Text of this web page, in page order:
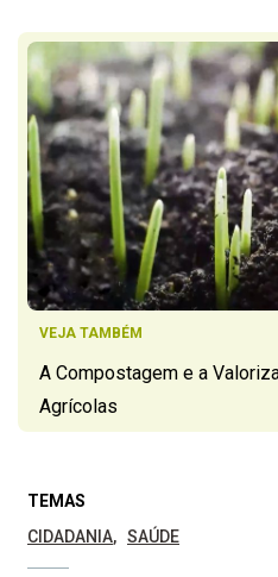
VEJA TAMBÉM
A Compostagem e a
Agrícolas
TEMAS
CIDADANIA
SAÚDE